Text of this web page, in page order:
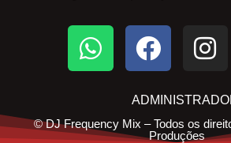
© DJ Frequency Mix – Todos os
Produções